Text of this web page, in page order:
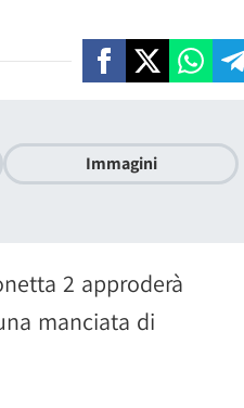
Immagini
2 approderà
manciata di